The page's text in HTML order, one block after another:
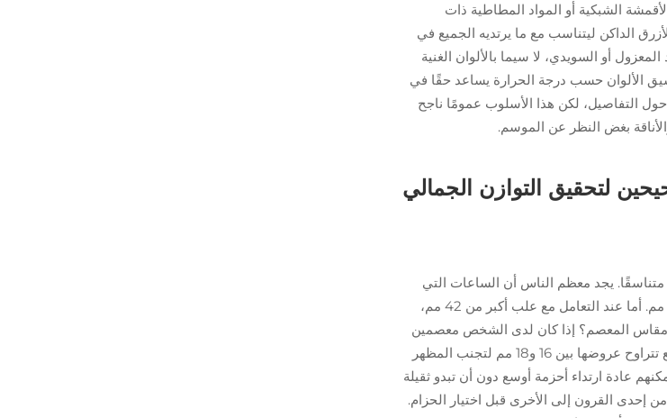
الشبكية أو المواد المطاطية ذات
الداكن ليتناسب مع ما يرتديه الجميع في
أو السويدي، لا سيما بالألوان الغنية
الألوان حسب درجة الحرارة يساعد حقًا في
التفاصيل، لكن هذا الأسلوب عمومًا ناجح
بغض النظر عن الموسم.
لتحقيق التوازن الجمالي
يجد معظم الناس أن الساعات التي
يقل قطرها عن 40 مم تعمل بشكل جيد مع أحزمة بعرض يتراوح بين 18 و20 مم. أما عند التعامل مع علب أكبر من 42 مم،
أفضل. وماذا عن مقاس المعصم؟ إذا كان لدى الشخص معصمين
نحيلين يقيس كل منهما بين 6 و7 بوصات، فمن المرجح أنه يفضل أحزمة أرفع تتراوح عروضها بين 16 و18 مم لتجنب المظهر
معاصم سميكة تزيد قياساتها عن 7.5 بوصات، فيمكنهم عادة ارتداء أحزمة أوسع دون أن تبدو ثقيلة
القرون إلى الأخرى قبل اختيار الحزام.